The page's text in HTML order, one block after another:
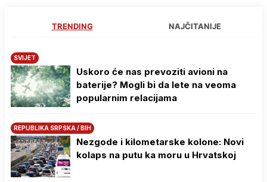
TRENDING NAJČITANIJE
SVIJET
Uskoro će nas prevoziti avioni na
baterije? Mogli bi da lete na veoma
popularnim relacijama
REPUBLIKA SRPSKA / BIH
Nezgode i kilometarske kolone: Novi
kolaps na putu ka moru u Hrvatskoj